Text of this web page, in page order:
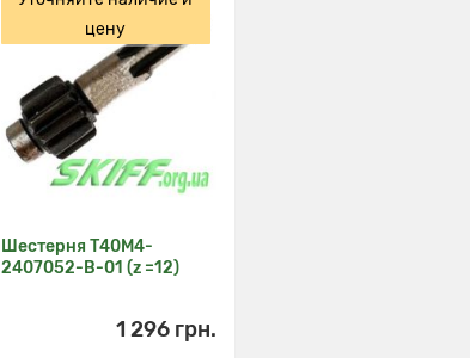
цену
Шестерня Т40М4-
2407052-В-01 (z =12)
1 296 грн.